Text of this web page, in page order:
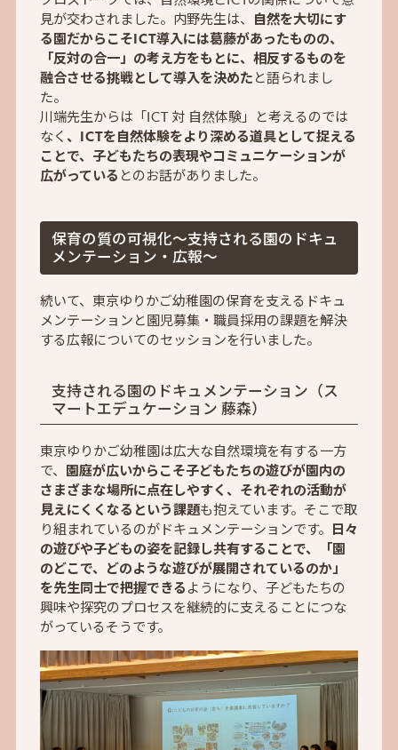
見が交わされました。内野先生は、 自然を大切にす
る園だからこそICT導入には葛藤があったものの、
「反対の合一」の考え方をもとに、相反するものを
融合させる挑戦として導入を決めたと語られまし
た。
川端先生からは「ICT 対 自然体験」と考えるのでは
なく、ICTを自然体験をより深める道具として捉える
ことで、子どもたちの表現やコミュニケーションが
広がっている とのお話がありました。
保育の質の可視化～支持される園のドキュ
メンテーション・広報～
続いて、東京ゆりかご幼稚園の保育を支えるドキュ
メンテーションと園児募集・職員採用の課題を解決
する広報についてのセッションを行いました。
支持される園のドキュメンテーション（ス
マートエデュケーション 藤森）
東京ゆりかご幼稚園は広大な自然環境を有する一方
で、 園庭が広いからこそ子どもたちの遊びが園内の
さまざまな場所に点在しやすく、それぞれの活動が
見えにくくなるという課題も抱えています。そこで取
り組まれているのがドキュメンテーションです。 日々
の遊びや子どもの姿を記録し共有することで、「園
のどこで、どのような遊びが展開されているのか」
を先生同士で把握できるようになり、子どもたちの
興味や探究のプロセスを継続的に支えることにつな
がっているそうです。